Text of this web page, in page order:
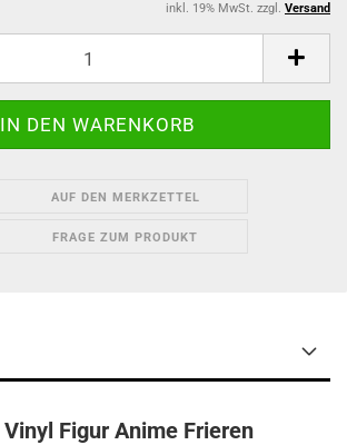
inkl. 19% MwSt. zzgl. Versand
AUF DEN MERKZETTEL
FRAGE ZUM PRODUKT
Figur Anime Frieren